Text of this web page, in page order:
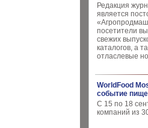
Редакция
является
посетители
свежих
каталогов, а
отласлевые
WorldFood
событие
С 15 по 18
компаний из